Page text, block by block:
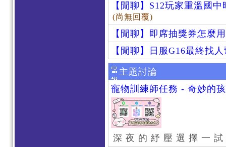
【閒聊】S12玩家重溫國
(尚無回覆)
【閒聊】即席抽獎券怎麼
【閒聊】日服G16最終找
主題討論
寵物訓練師任務 - 奇妙的
深 夜 的 紓 壓 選 擇 一